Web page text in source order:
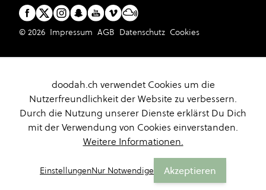
© 2026 Impressum AGB Datenschutz Cookies
doodah.ch verwendet Cookies um die
Nutzerfreundlichkeit der Website zu verbessern.
Durch die Nutzung unserer Dienste erklärst Du Dich
mit der Verwendung von Cookies einverstanden.
Weitere Informationen.
EinstellungenNur Notwendige Akzeptieren